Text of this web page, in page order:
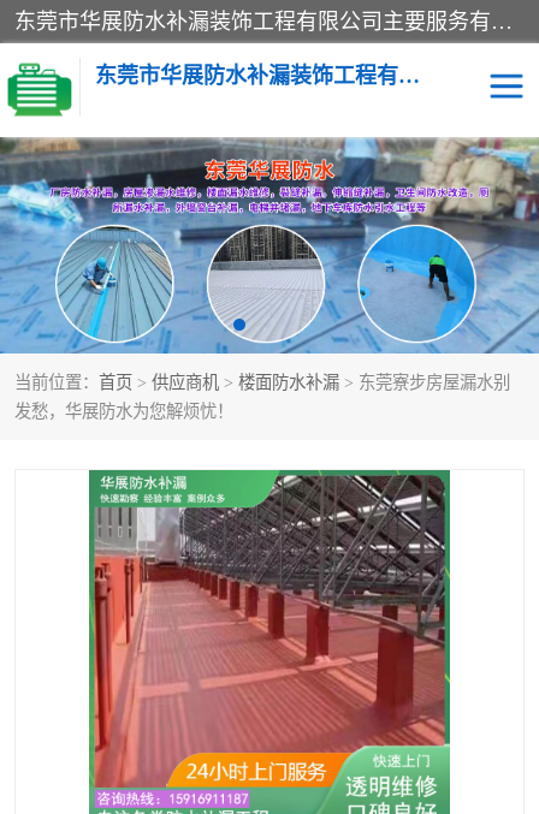
东莞市华展防水补漏装饰工程有限公司主要服务有：东莞防水补漏，东莞厂房防水补漏，东莞房屋渗漏水维修，楼面漏水维修，裂缝补漏，伸缩缝补漏，卫生间防水改造，厕所漏水补漏，外墙窗台补漏，电梯井堵漏，地下车库防水引水工程等
东莞市华展防水补漏装饰工程有限公司
当前位置： 首页 > 供应商机 > 楼面防水补漏 > 东莞寮步房屋漏水别
发愁，华展防水为您解烦忧！
楼面防水补漏 外墙防水补漏
阳台卫生间防水补漏 地下室防水补漏
金属房搭建及补漏